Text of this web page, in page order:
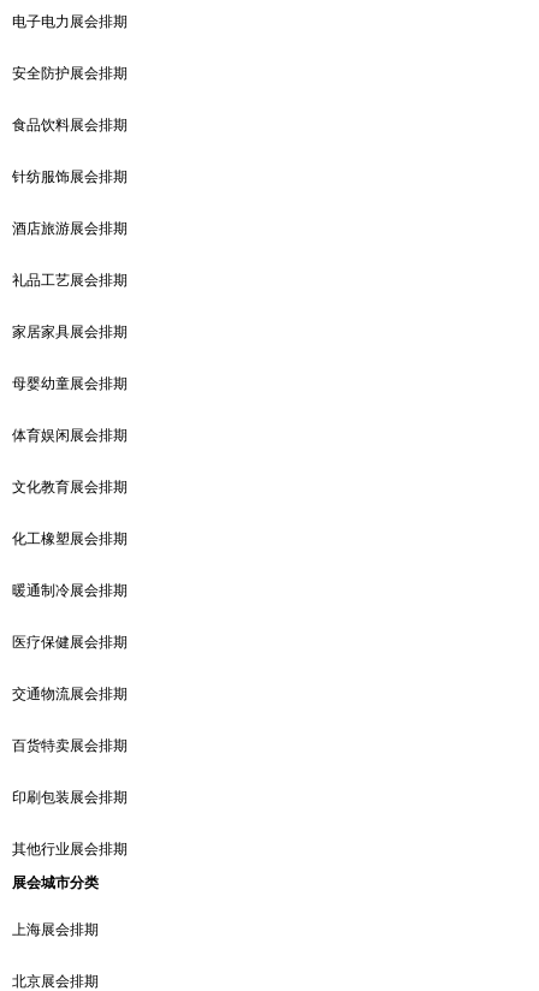
电子电力展会排期
安全防护展会排期
食品饮料展会排期
针纺服饰展会排期
酒店旅游展会排期
礼品工艺展会排期
家居家具展会排期
母婴幼童展会排期
体育娱闲展会排期
文化教育展会排期
化工橡塑展会排期
暖通制冷展会排期
医疗保健展会排期
交通物流展会排期
百货特卖展会排期
印刷包装展会排期
其他行业展会排期
展会城市分类
上海展会排期
北京展会排期